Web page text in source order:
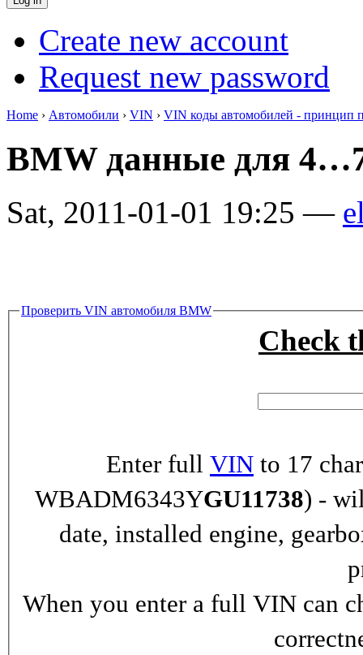
Create new account
Request new password
Home › Автомобили › VIN › VIN коды автомобилей - принцип
BMW данные для
Sat, 2011-01-01 19:25 —
Проверить VIN автомобиля BMW
Check
Enter full VIN to 17
WBADM6343YGU11738) -
date, installed engine,
When you enter a full VIN can